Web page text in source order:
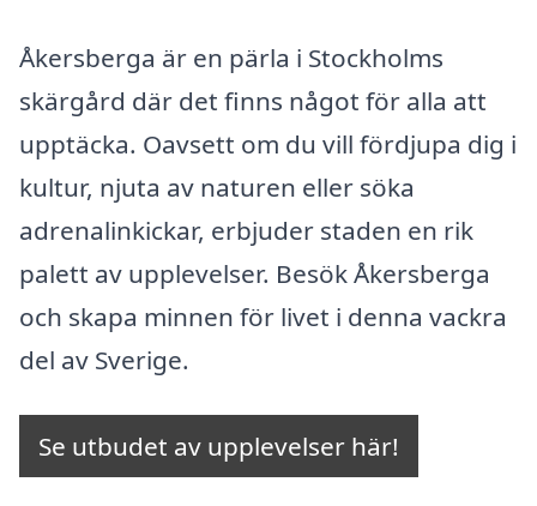
Åkersberga är en pärla i Stockholms
skärgård där det finns något för alla att
upptäcka. Oavsett om du vill fördjupa dig i
kultur, njuta av naturen eller söka
adrenalinkickar, erbjuder staden en rik
palett av upplevelser. Besök Åkersberga
och skapa minnen för livet i denna vackra
del av Sverige.
Se utbudet av upplevelser här!